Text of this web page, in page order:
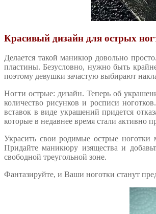
Красивый дизайн для острых
Делается такой маникюр довольно просто.
пластины. Безусловно, нужно быть
поэтому девушки зачастую выбирают
Ногти острые: дизайн. Теперь об
количество рисунков и росписи
вставок в виде украшений придется
которые в недавнее время стали активно
Украсить свои родимые острые
Придайте маникюру изящества и
свободной треугольной зоне.
Фантазируйте, и Ваши ноготки станут